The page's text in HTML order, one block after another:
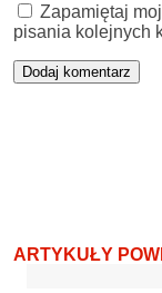
Zapamiętaj
pisania kolejnych
ARTYKUŁY